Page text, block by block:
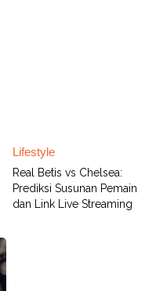
Lifestyle
Real Betis vs Chelsea:
Prediksi Susunan Pemain
dan Link Live Streaming